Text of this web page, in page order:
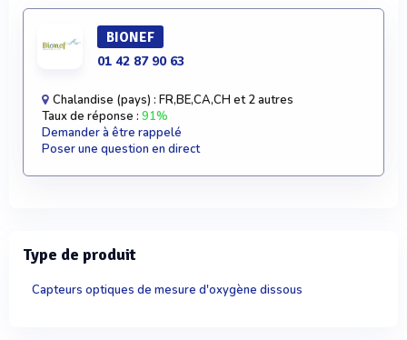
BIONEF
01 42 87 90 63
Chalandise (pays) : FR,BE,CA,CH et 2 autres
Taux de réponse : 91%
Demander à être rappelé
Poser une question en direct
Type de produit
Capteurs optiques de mesure d'oxygène dissous